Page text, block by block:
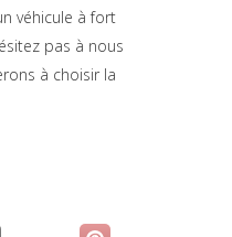
véhicule à fort
pas à nous
à choisir la